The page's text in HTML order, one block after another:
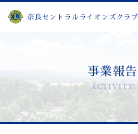
奈良セントラルライオンズクラブ
事業報告
ACTIVITY